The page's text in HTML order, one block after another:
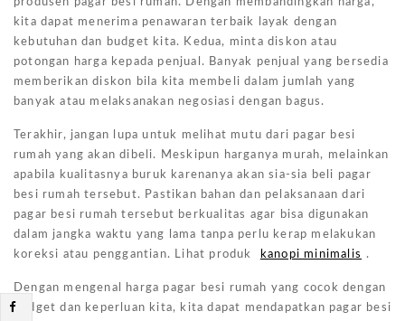
produsen pagar besi rumah. Dengan membandingkan harga,
kita dapat menerima penawaran terbaik layak dengan
kebutuhan dan budget kita. Kedua, minta diskon atau
potongan harga kepada penjual. Banyak penjual yang bersedia
memberikan diskon bila kita membeli dalam jumlah yang
banyak atau melaksanakan negosiasi dengan bagus.
Terakhir, jangan lupa untuk melihat mutu dari pagar besi
rumah yang akan dibeli. Meskipun harganya murah, melainkan
apabila kualitasnya buruk karenanya akan sia-sia beli pagar
besi rumah tersebut. Pastikan bahan dan pelaksanaan dari
pagar besi rumah tersebut berkualitas agar bisa digunakan
dalam jangka waktu yang lama tanpa perlu kerap melakukan
koreksi atau penggantian. Lihat produk
kanopi minimalis .
Dengan mengenal harga pagar besi rumah yang cocok dengan
budget dan keperluan kita, kita dapat mendapatkan pagar besi